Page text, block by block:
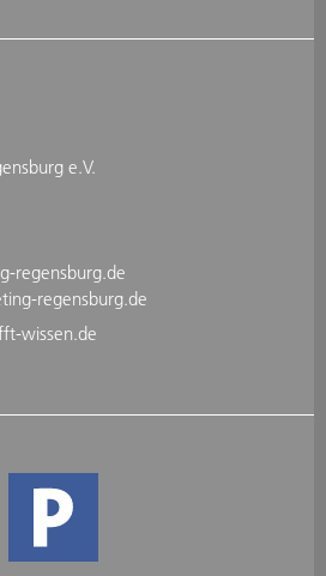
e.V.
regensburg.de
regensburg.de
wissen.de